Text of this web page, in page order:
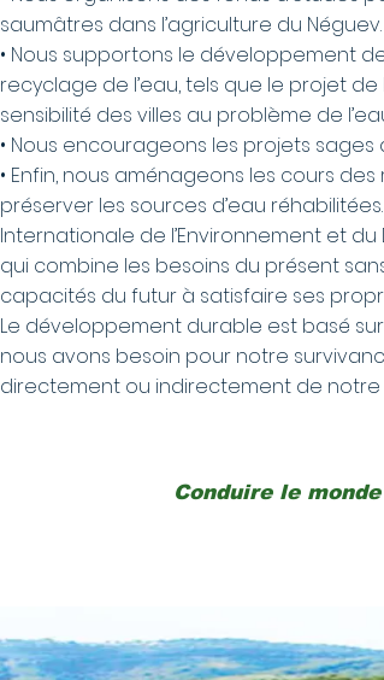
saumâtres dans l’agriculture du Néguev.
• Nous supportons le développement
recyclage de l’eau, tels que le projet
sensibilité des villes au problème de
• Nous encourageons les projets
• Enfin, nous aménageons les cours
préserver les sources d’eau
Internationale de l’Environnement et
qui combine les besoins du présent
capacités du futur à satisfaire ses
Le développement durable est basé
nous avons besoin pour notre
directement ou indirectement de
Conduire le